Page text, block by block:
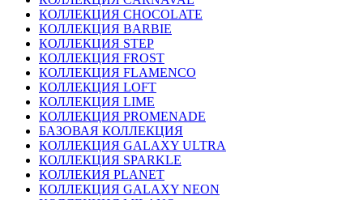
КОЛЛЕКЦИЯ CHOCOLATE
КОЛЛЕКЦИЯ BARBIE
КОЛЛЕКЦИЯ STEP
КОЛЛЕКЦИЯ FROST
КОЛЛЕКЦИЯ FLAMENCO
КОЛЛЕКЦИЯ LOFT
КОЛЛЕКЦИЯ LIME
КОЛЛЕКЦИЯ PROMENADE
БАЗОВАЯ КОЛЛЕКЦИЯ
КОЛЛЕКЦИЯ GALAXY ULTRA
КОЛЛЕКЦИЯ SPARKLE
КОЛЛЕКИЯ PLANET
КОЛЛЕКЦИЯ GALAXY NEON